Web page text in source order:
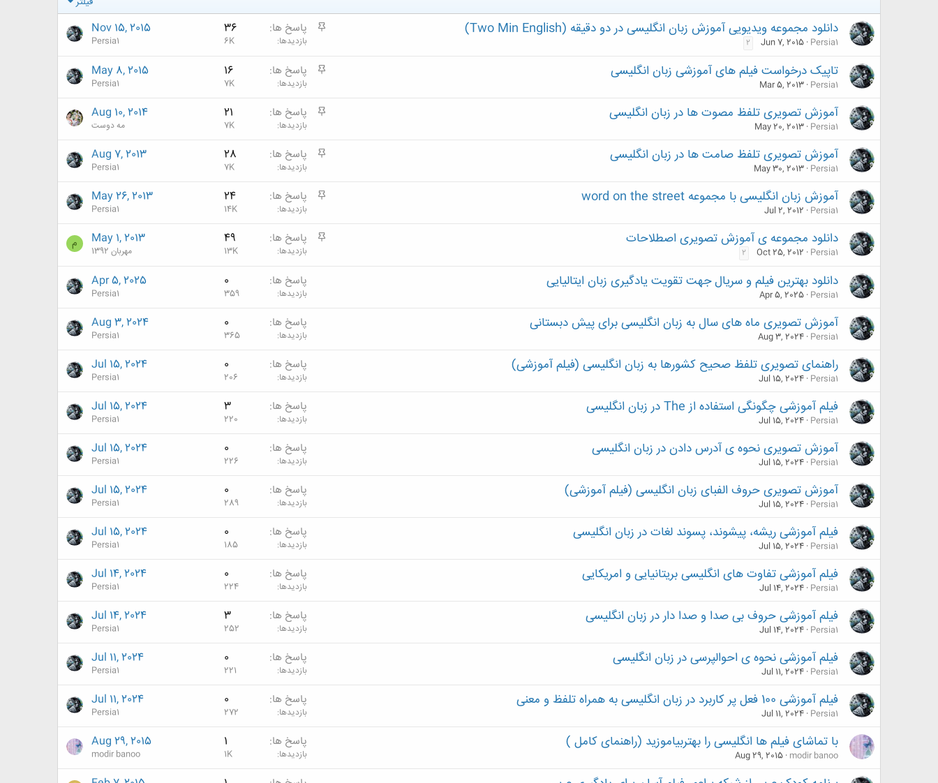
م
دانلود مجموعه ویدیویی آموزش زبان انگلیسی در دو دقیقه (Two Min English)
Persia1
Jun 7, 2015
2
پاسخ ها 36
بازدیدها 6K
Nov 15, 2015
Persia1
م
تاپیک درخواست فیلم های آموزشی زبان انگلیسی
Persia1
Mar 5, 2013
پاسخ ها 16
بازدیدها 7K
May 8, 2015
Persia1
م
آموزش تصویری تلفظ مصوت ها در زبان انگلیسی
Persia1
May 20, 2013
پاسخ ها 21
بازدیدها 7K
Aug 10, 2014
مه دوست
م
آموزش تصویری تلفظ صامت ها در زبان انگلیسی
Persia1
May 30, 2013
پاسخ ها 28
بازدیدها 7K
Aug 7, 2013
Persia1
م
آموزش زبان انگلیسی با مجموعه word on the street
Persia1
Jul 2, 2012
پاسخ ها 24
بازدیدها 14K
May 26, 2013
Persia1
م
دانلود مجموعه ی آموزش تصویری اصطلاحات
Persia1
Oct 25, 2012
2
پاسخ ها 49
بازدیدها 13K
May 1, 2013
مهربان 1392 م
دانلود بهترین فیلم و سریال جهت تقویت یادگیری زبان ایتالیایی
Persia1
Apr 5, 2025
پاسخ ها 0
بازدیدها 359
Apr 5, 2025
Persia1
آموزش تصویری ماه های سال به زبان انگلیسی برای پیش دبستانی
Persia1
Aug 3, 2024
پاسخ ها 0
بازدیدها 365
Aug 3, 2024
Persia1
راهنمای تصویری تلفظ صحیح کشورها به زبان انگلیسی (فیلم آموزشی)
Persia1
Jul 15, 2024
پاسخ ها 0
بازدیدها 206
Jul 15, 2024
Persia1
فیلم آموزشی چگونگی استفاده از The در زبان انگلیسی
Persia1
Jul 15, 2024
پاسخ ها 3
بازدیدها 220
Jul 15, 2024
Persia1
آموزش تصویری نحوه ی آدرس دادن در زبان انگلیسی
Persia1
Jul 15, 2024
پاسخ ها 0
بازدیدها 226
Jul 15, 2024
Persia1
آموزش تصویری حروف الفبای زبان انگلیسی (فیلم آموزشی)
Persia1
Jul 15, 2024
پاسخ ها 0
بازدیدها 289
Jul 15, 2024
Persia1
فیلم آموزشی ریشه، پیشوند، پسوند لغات در زبان انگلیسی
Persia1
Jul 15, 2024
پاسخ ها 0
بازدیدها 185
Jul 15, 2024
Persia1
فیلم آموزشی تفاوت های انگلیسی بریتانیایی و امریکایی
Persia1
Jul 14, 2024
پاسخ ها 0
بازدیدها 224
Jul 14, 2024
Persia1
فیلم آموزشی حروف بی صدا و صدا دار در زبان انگلیسی
Persia1
Jul 14, 2024
پاسخ ها 3
بازدیدها 252
Jul 14, 2024
Persia1
فیلم آموزشی نحوه ی احوالپرسی در زبان انگلیسی
Persia1
Jul 11, 2024
پاسخ ها 0
بازدیدها 221
Jul 11, 2024
Persia1
فیلم آموزشی 100 فعل پر کاربرد در زبان انگلیسی به همراه تلفظ و معنی
Persia1
Jul 11, 2024
پاسخ ها 0
بازدیدها 272
Jul 11, 2024
Persia1
با تماشای فیلم ها انگلیسی را بهتربیاموزید (راهنمای کامل )
modir banoo
Aug 29, 2015
پاسخ ها 1
بازدیدها 1K
Aug 29, 2015
modir banoo